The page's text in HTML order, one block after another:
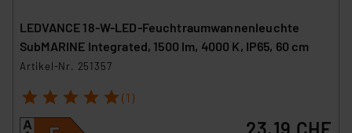
Europäischen Kommission sowie einer eigenen
Beurteilung der mit der Datenübermittlung,
insbesondere der Art der übermittelten Daten,
Impressum
LEDVANCE 18-W-LED-Feuchtraumwannenleuchte
SubMARINE Integrated, 1500 lm, 4000 K, IP65, 60 cm
Artikel-Nr. 251357
1 2 3 4 5 (1)